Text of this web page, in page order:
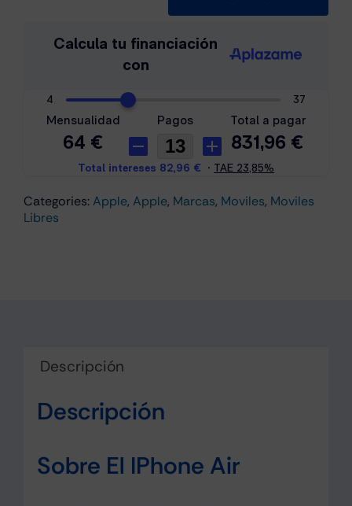
256GB
cantidad
Categories:Apple, Apple, Marcas, Moviles, Moviles
Libres
Descripción
Descripción
Sobre El IPhone Air